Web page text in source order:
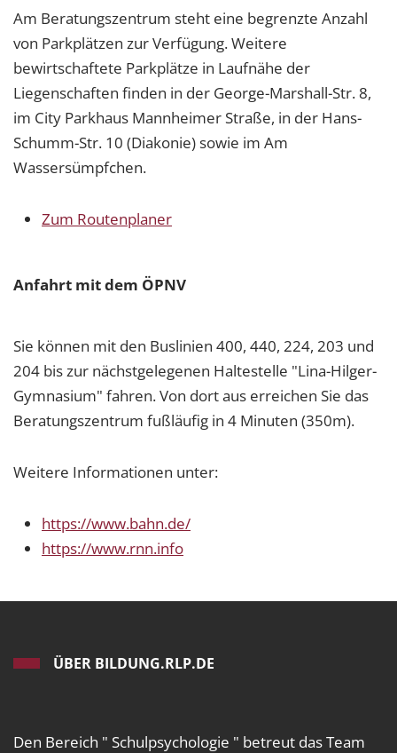
Am Beratungszentrum steht eine begrenzte Anzahl
von Parkplätzen zur Verfügung. Weitere
bewirtschaftete Parkplätze in Laufnähe der
Liegenschaften finden in der George-Marshall-Str. 8,
im City Parkhaus Mannheimer Straße, in der Hans-
Schumm-Str. 10 (Diakonie) sowie im Am
Wassersümpfchen.
Zum Routenplaner
Anfahrt mit dem ÖPNV
Sie können mit den Buslinien 400, 440, 224, 203 und
204 bis zur nächstgelegenen Haltestelle "Lina-Hilger-
Gymnasium" fahren. Von dort aus erreichen Sie das
Beratungszentrum fußläufig in 4 Minuten (350m).
Weitere Informationen unter:
https://www.bahn.de/
https://www.rnn.info
ÜBER BILDUNG.RLP.DE
Den Bereich " Schulpsychologie " betreut das Team